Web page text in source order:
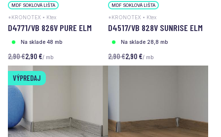
MDF SOKLOVÁ LIŠTA
*KRONOTEX • Ktex
D4771/VB 826V PURE ELM
Na sklade 48 mb
2,90 €2,90 €/ mb
MDF SOKLOVÁ LIŠTA
*KRONOTEX • Ktex
D4517/VB 828V SUNRISE ELM
Na sklade 28,8 mb
2,90 €2,90 €/ mb
VÝPREDAJ